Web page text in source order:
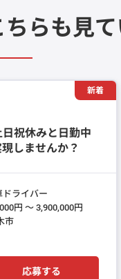
ちらも見
新着
祝休みと日勤中
しませんか？
ライバー
円 〜 3,900,000円
市
応募する